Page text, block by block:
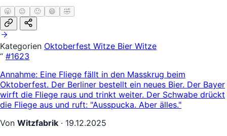
🥱 😐 🙂 😄 🤣
Kategorien Oktoberfest Witze Bier Witze
“ #1623
Annahme: Eine Fliege fällt in den Masskrug beim
Oktoberfest. Der Berliner bestellt ein neues Bier. Der Bayer
wirft die Fliege raus und trinkt weiter. Der Schwabe drückt
die Fliege aus und ruft: "Ausspucka. Aber älles."
Von Witzfabrik · 19.12.2025